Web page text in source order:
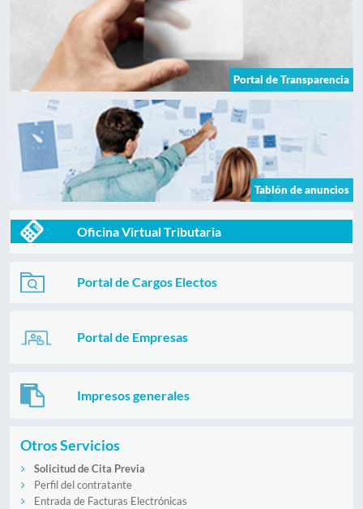
Portal de Transparencia
Tablón de anuncios
Oficina Virtual Tributaria
Portal de Cargos Electos
Portal de Empresas
Impresos generales
Otros Servicios
Solicitud de Cita Previa
Perfil del contratante
Entrada de Facturas Electrónicas